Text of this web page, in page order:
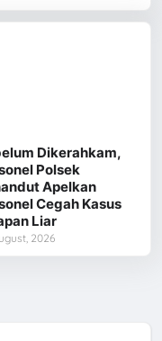
Dikerahkam,
Polsek
Apelkan
Cegah Kasus
Liar
2026